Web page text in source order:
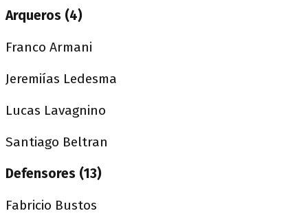
Arqueros (4)
Franco Armani
Jeremiías Ledesma
Lucas Lavagnino
Santiago Beltran
Defensores (13)
Fabricio Bustos